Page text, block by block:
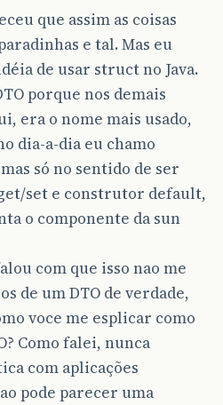
que assim as coisas
e tal. Mas eu
de usar struct no Java.
porque nos demais
era o nome mais usado,
dia-a-dia eu chamo
só no sentido de ser
set e construtor default,
o componente da sun
com que isso nao me
de um DTO de verdade,
voce me esplicar como
Como falei, nunca
com aplicações
pode parecer uma